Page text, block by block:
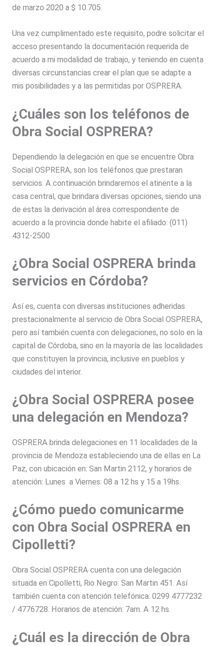
de marzo 2020 a $ 10.705.
Una vez cumplimentado este requisito, podre solicitar el
acceso presentando la documentación requerida de
acuerdo a mi modalidad de trabajo, y teniendo en cuenta
diversas circunstancias crear el plan que se adapte a
mis posibilidades y a las permitidas por OSPRERA.
¿Cuáles son los teléfonos de
Obra Social OSPRERA?
Dependiendo la delegación en que se encuentre Obra
Social OSPRERA, son los teléfonos que prestaran
servicios. A continuación brindaremos el atinente a la
casa central, que brindara diversas opciones, siendo una
de estas la derivación al área correspondiente de
acuerdo a la provincia donde habite el afiliado: (011)
4312-2500
¿Obra Social OSPRERA brinda
servicios en Córdoba?
Así es, cuenta con diversas instituciones adheridas
prestacionalmente al servicio de Obra Social OSPRERA,
pero así también cuenta con delegaciones, no solo en la
capital de Córdoba, sino en la mayoría de las localidades
que constituyen la provincia, inclusive en pueblos y
ciudades del interior.
¿Obra Social OSPRERA posee
una delegación en Mendoza?
OSPRERA brinda delegaciones en 11 localidades de la
provincia de Mendoza estableciendo una de ellas en La
Paz, con ubicación en: San Martin 2112, y horarios de
atención: Lunes a Viernes: 08 a 12 hs y 15 a 19hs.
¿Cómo puedo comunicarme
con Obra Social OSPRERA en
Cipolletti?
Obra Social OSPRERA cuenta con una delegación
situada en Cipolletti, Rio Negro: San Martin 451. Así
también cuenta con atención telefónica: 0299 4777232
/ 4776728. Horarios de atención: 7am. A 12 hs.
¿Cuál es la dirección de Obra